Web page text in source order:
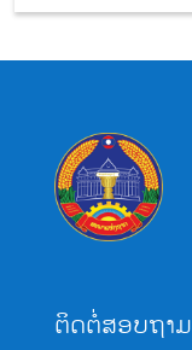
ຕິດຕໍ່ສອບຖາມ